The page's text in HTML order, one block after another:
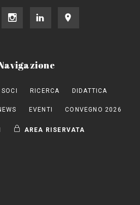
I SOCI RICERCA DIDATTICA
EVENTI CONVEGNO 2026
AREA RISERVATA